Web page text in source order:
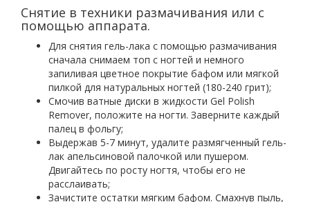
Снятие в техники размачивания или с
помощью аппарата.
Для снятия гель-лака с помощью размачивания
сначала снимаем топ с ногтей и немного
запиливая цветное покрытие бафом или мягкой
пилкой для натуральных ногтей (180-240 грит);
Смочив ватные диски в жидкости Gel Polish
Remover, положите на ногти. Заверните каждый
палец в фольгу;
Выдержав 5-7 минут, удалите размягченный гель-
лак апельсиновой палочкой или пушером.
Двигайтесь по росту ногтя, чтобы его не
расслаивать;
Зачистите остатки мягким бафом. Смахнув пыль,